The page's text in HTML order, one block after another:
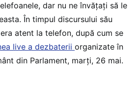
dar nu ne învățați să le
În timpul discursului său
atent la telefon, după cum se
live a dezbaterii organizate în
din Parlament, marți, 26 mai.